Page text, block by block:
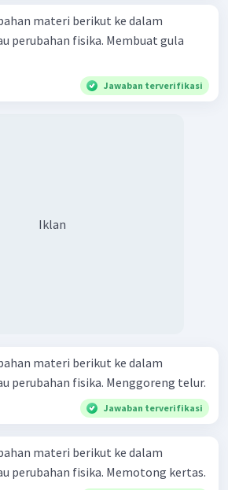
materi berikut ke dalam
perubahan fisika. Membuat gula
Jawaban terverifikasi
Iklan
materi berikut ke dalam
perubahan fisika. Menggoreng telur.
Jawaban terverifikasi
materi berikut ke dalam
perubahan fisika. Memotong kertas.